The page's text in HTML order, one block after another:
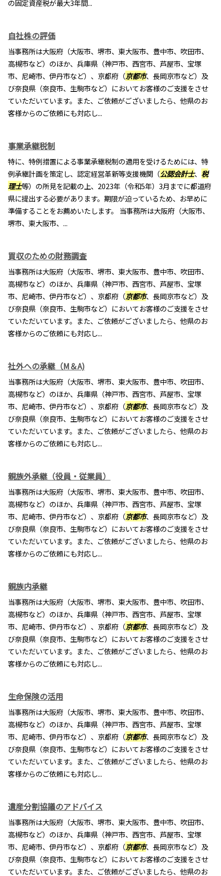
の固定資産税が最大3年間...
自社株の評価
当事務所は大阪府（大阪市、堺市、東大阪市、豊中市、吹田市、
高槻市など）のほか、兵庫県（神戸市、西宮市、芦屋市、宝塚
市、尼崎市、伊丹市など）、京都府（京都市、長岡京市など）及
び奈良県（奈良市、生駒市など）においてお客様のご支援をさせ
ていただいています。また、ご依頼がございましたら、他県のお
客様からのご依頼にも対応し...
事業承継税制
特に、特例措置による事業承継税制の適用を受けるためには、特
例承継計画を策定し、認定経営革新等支援機関（公認会計士、 税
理士等）の所見を記載の上、2023年（令和5年）3月までに都道府
県に提出する必要があります。期限が迫っているため、お早めに
準備することをお薦めいたします。 当事務所は大阪府（大阪市、
堺市、東大阪市、...
買収のための財務調査
当事務所は大阪府（大阪市、堺市、東大阪市、豊中市、吹田市、
高槻市など）のほか、兵庫県（神戸市、西宮市、芦屋市、宝塚
市、尼崎市、伊丹市など）、京都府（京都市、長岡京市など）及
び奈良県（奈良市、生駒市など）においてお客様のご支援をさせ
ていただいています。また、ご依頼がございましたら、他県のお
客様からのご依頼にも対応し...
社外への承継（M＆A)
当事務所は大阪府（大阪市、堺市、東大阪市、豊中市、吹田市、
高槻市など）のほか、兵庫県（神戸市、西宮市、芦屋市、宝塚
市、尼崎市、伊丹市など）、京都府（京都市、長岡京市など）及
び奈良県（奈良市、生駒市など）においてお客様のご支援をさせ
ていただいています。また、ご依頼がございましたら、他県のお
客様からのご依頼にも対応し...
親族外承継（役員・従業員）
当事務所は大阪府（大阪市、堺市、東大阪市、豊中市、吹田市、
高槻市など）のほか、兵庫県（神戸市、西宮市、芦屋市、宝塚
市、尼崎市、伊丹市など）、京都府（京都市、長岡京市など）及
び奈良県（奈良市、生駒市など）においてお客様のご支援をさせ
ていただいています。また、ご依頼がございましたら、他県のお
客様からのご依頼にも対応し...
親族内承継
当事務所は大阪府（大阪市、堺市、東大阪市、豊中市、吹田市、
高槻市など）のほか、兵庫県（神戸市、西宮市、芦屋市、宝塚
市、尼崎市、伊丹市など）、京都府（京都市、長岡京市など）及
び奈良県（奈良市、生駒市など）においてお客様のご支援をさせ
ていただいています。また、ご依頼がございましたら、他県のお
客様からのご依頼にも対応し...
生命保険の活用
当事務所は大阪府（大阪市、堺市、東大阪市、豊中市、吹田市、
高槻市など）のほか、兵庫県（神戸市、西宮市、芦屋市、宝塚
市、尼崎市、伊丹市など）、京都府（京都市、長岡京市など）及
び奈良県（奈良市、生駒市など）においてお客様のご支援をさせ
ていただいています。また、ご依頼がございましたら、他県のお
客様からのご依頼にも対応し...
遺産分割協議のアドバイス
当事務所は大阪府（大阪市、堺市、東大阪市、豊中市、吹田市、
高槻市など）のほか、兵庫県（神戸市、西宮市、芦屋市、宝塚
市、尼崎市、伊丹市など）、京都府（京都市、長岡京市など）及
び奈良県（奈良市、生駒市など）においてお客様のご支援をさせ
ていただいています。また、ご依頼がございましたら、他県のお